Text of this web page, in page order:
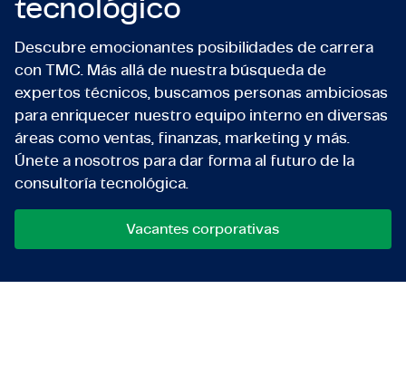
tecnológico
Descubre emocionantes posibilidades de carrera
con TMC. Más allá de nuestra búsqueda de
expertos técnicos, buscamos personas ambiciosas
para enriquecer nuestro equipo interno en diversas
áreas como ventas, finanzas, marketing y más.
Únete a nosotros para dar forma al futuro de la
consultoría tecnológica.
Vacantes corporativas